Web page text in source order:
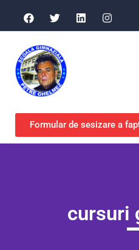
Formular de sesizare a
cursuri